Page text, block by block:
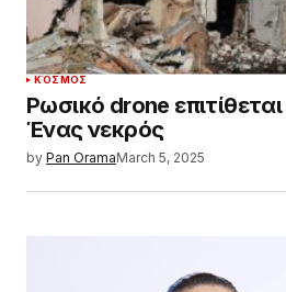
ΚΌΣΜΟΣ
Ρωσικό drone
Ένας νεκρός
by Pan OramaMarch 5, 2025